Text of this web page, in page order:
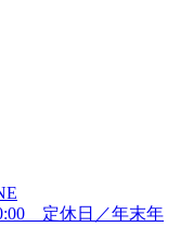
定休日／年末年